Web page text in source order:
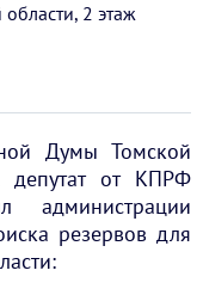
2 этаж
Думы Томской
депутат от КПРФ
администрации
резервов для